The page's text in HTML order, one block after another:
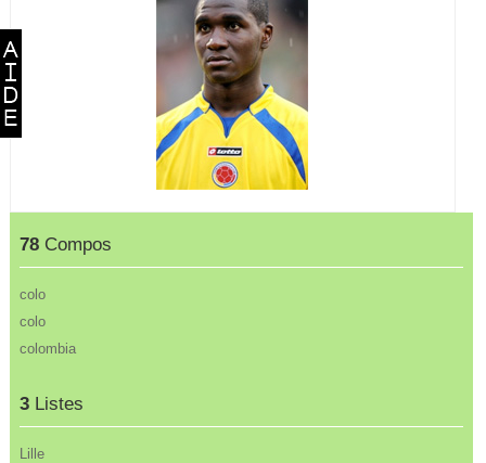
78 Compos
colo
colo
colombia
3 Listes
Lille